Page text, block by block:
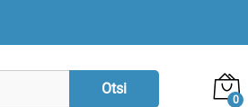
Otsi
0